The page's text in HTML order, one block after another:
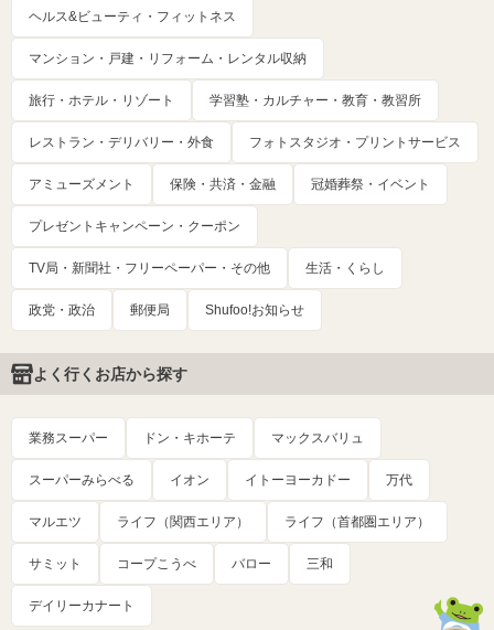
ヘルス&ビューティ・フィットネス
マンション・戸建・リフォーム・レンタル収納
旅行・ホテル・リゾート 学習塾・カルチャー・教育・教習所
レストラン・デリバリー・外食 フォトスタジオ・プリントサービス
アミューズメント 保険・共済・金融 冠婚葬祭・イベント
プレゼントキャンペーン・クーポン
TV局・新聞社・フリーペーパー・その他 生活・くらし
政党・政治 郵便局 Shufoo!お知らせ
よく行くお店から探す
業務スーパー ドン・キホーテ マックスバリュ
スーパーみらべる イオン イトーヨーカドー 万代
マルエツ ライフ（関西エリア） ライフ（首都圏エリア）
サミット コープこうべ バロー 三和
デイリーカナート